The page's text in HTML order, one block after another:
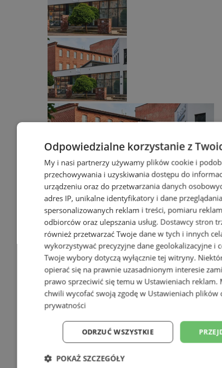
Poradnia leczenia ran
przewlekłych - skuteczna terapia
trudno gojących się ran |
Świętochłowice
Odpowiedzialne korzystanie z
My i nasi partnerzy używamy plików cookie i
przechowywania i uzyskiwania dostępu do
urządzeniu oraz do przetwarzania danych
adres IP, unikalne identyfikatory i dane
spersonalizowanych reklam i treści, pomiaru
odbiorców oraz ulepszania usług. Dostawcy stron
również przetwarzać Twoje dane w tych i innych
wykorzystywać precyzyjne dane geolokalizacyjne i
Twoje wybory dotyczą wyłącznie tej witryny.
opierać się na prawnie uzasadnionym interesie
prawo sprzeciwić się temu w Ustawieniach reklam.
chwili wycofać swoją zgodę w Ustawieniach plików
prywatności
ODRZUĆ WSZYSTKIE
POKAŻ SZCZEGÓŁY